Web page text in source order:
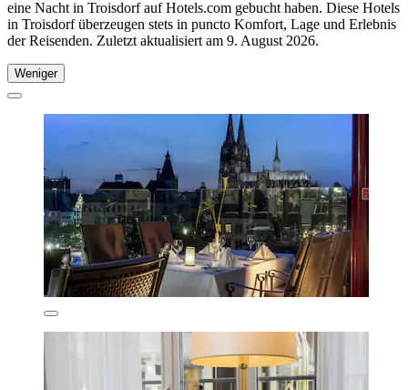
eine Nacht in Troisdorf auf Hotels.com gebucht haben. Diese Hotels
in Troisdorf überzeugen stets in puncto Komfort, Lage und Erlebnis
der Reisenden. Zuletzt aktualisiert am 9. August 2026.
Weniger